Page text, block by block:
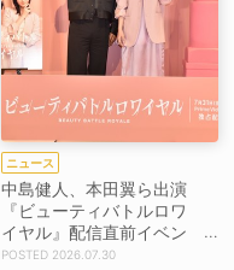
ニュース
中島健人、本田翼ら出演
『ビューティバトルロワ
イヤル』配信直前イベン
ト開催！2026.07.30